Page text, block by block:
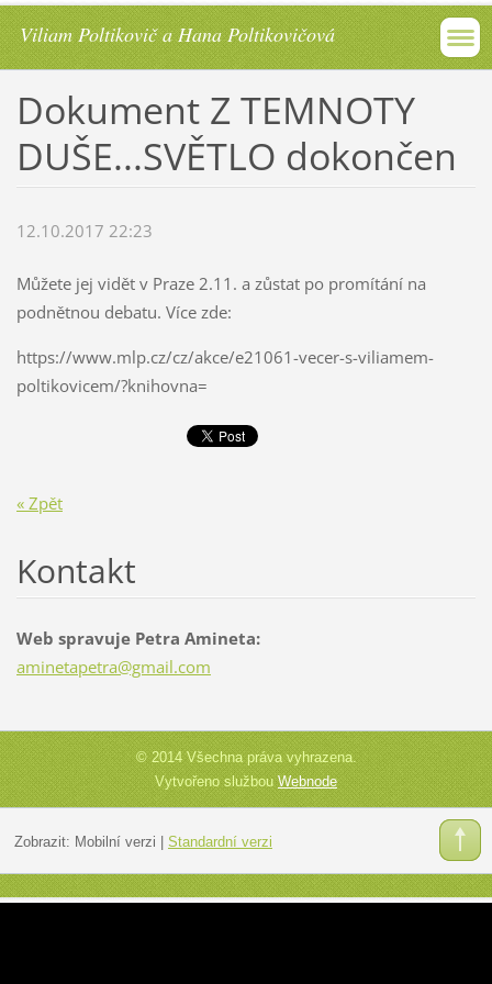
Viliam Poltikovič a Hana Poltikovičová
Dokument Z TEMNOTY
DUŠE...SVĚTLO dokončen
12.10.2017 22:23
Můžete jej vidět v Praze 2.11. a zůstat po promítání na
podnětnou debatu. Více zde:
https://www.mlp.cz/cz/akce/e21061-vecer-s-viliamem-
poltikovicem/?knihovna=
« Zpět
Kontakt
Web spravuje Petra Amineta:
aminetapetra@gmail.com
© 2014 Všechna práva vyhrazena.
Vytvořeno službouWebnode
Zobrazit: Mobilní verzi Standardní verzi